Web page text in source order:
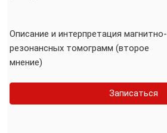
Описание и интерпретация магнитно-
резонансных томограмм (второе
мнение)
Записаться